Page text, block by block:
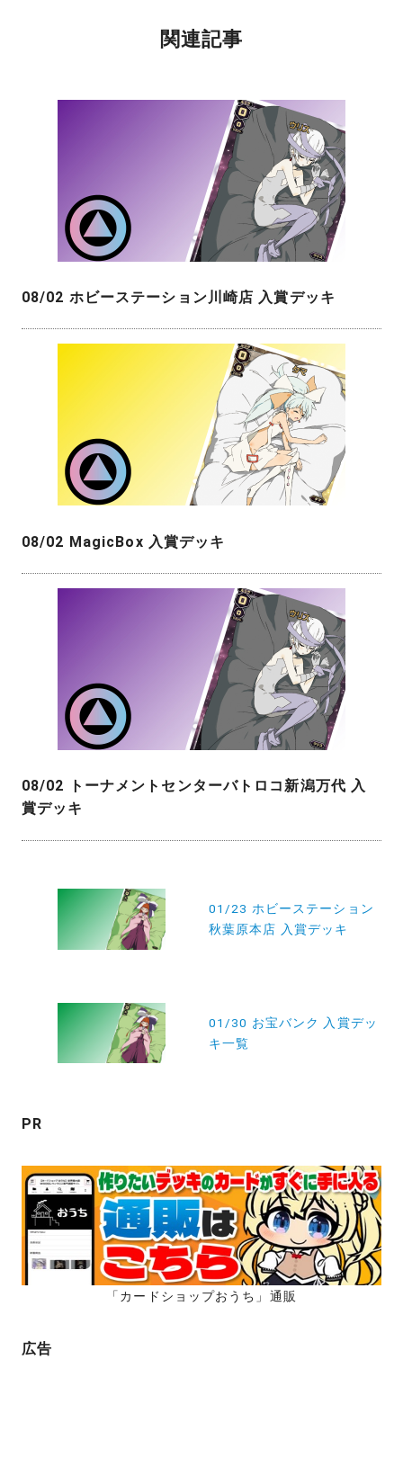
関連記事
08/02 ホビーステーション川崎店 入賞デッキ
08/02 MagicBox 入賞デッキ
08/02 トーナメントセンターバトロコ新潟万代 入
賞デッキ
ン
01/23 ホビーステーション
秋葉原本店 入賞デッキ
01/30 お宝バンク 入賞デッ
キ一覧
PR
「カードショップおうち」通販
広告